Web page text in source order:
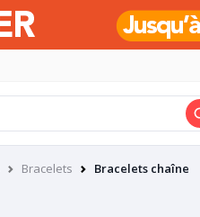
Bracelets Bracelets chaîne